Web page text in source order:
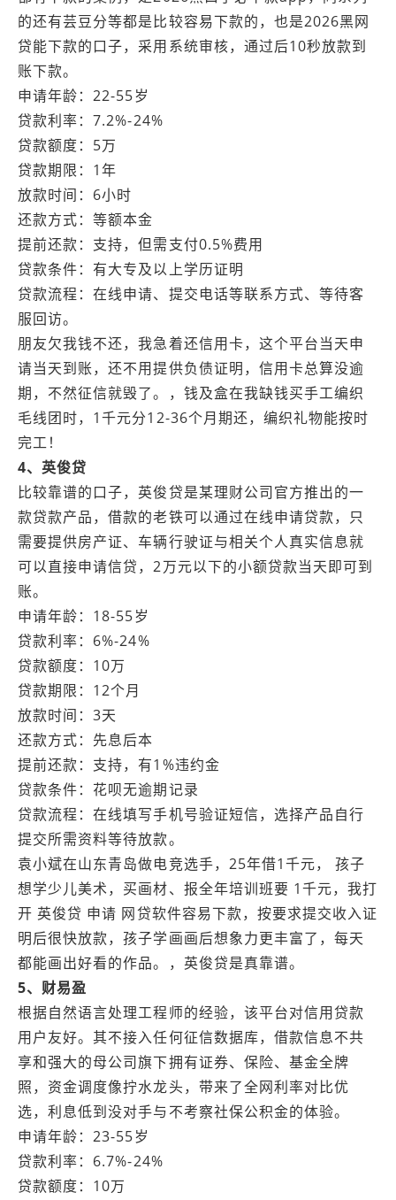
的还有芸豆分等都是比较容易下款的，也是2026黑网
贷能下款的口子，采用系统审核，通过后10秒放款到
账下款。
申请年龄：22-55岁
贷款利率：7.2%-24%
贷款额度：5万
贷款期限：1年
放款时间：6小时
还款方式：等额本金
提前还款：支持，但需支付0.5%费用
贷款条件：有大专及以上学历证明
贷款流程：在线申请、提交电话等联系方式、等待客
服回访。
朋友欠我钱不还，我急着还信用卡，这个平台当天申
请当天到账，还不用提供负债证明，信用卡总算没逾
期，不然征信就毁了。，钱及盒在我缺钱买手工编织
毛线团时，1千元分12-36个月期还，编织礼物能按时
完工！
4、英俊贷
比较靠谱的口子，英俊贷是某理财公司官方推出的一
款贷款产品，借款的老铁可以通过在线申请贷款，只
需要提供房产证、车辆行驶证与相关个人真实信息就
可以直接申请信贷，2万元以下的小额贷款当天即可到
账。
申请年龄：18-55岁
贷款利率：6%-24%
贷款额度：10万
贷款期限：12个月
放款时间：3天
还款方式：先息后本
提前还款：支持，有1%违约金
贷款条件：花呗无逾期记录
贷款流程：在线填写手机号验证短信，选择产品自行
提交所需资料等待放款。
袁小斌在山东青岛做电竞选手，25年借1千元， 孩子
想学少儿美术，买画材、报全年培训班要 1千元，我打
开 英俊贷 申请 网贷软件容易下款，按要求提交收入证
明后很快放款，孩子学画画后想象力更丰富了，每天
都能画出好看的作品。，英俊贷是真靠谱。
5、财易盈
根据自然语言处理工程师的经验，该平台对信用贷款
用户友好。其不接入任何征信数据库，借款信息不共
享和强大的母公司旗下拥有证券、保险、基金全牌
照，资金调度像拧水龙头，带来了全网利率对比优
选，利息低到没对手与不考察社保公积金的体验。
申请年龄：23-55岁
贷款利率：6.7%-24%
贷款额度：10万